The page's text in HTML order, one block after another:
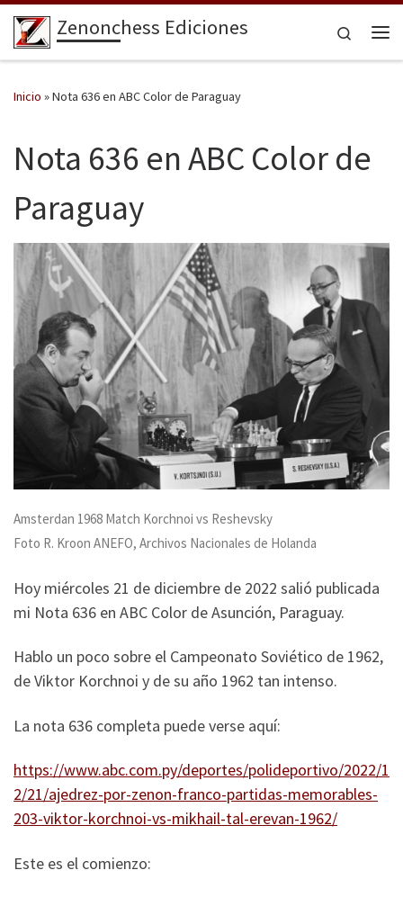
Saltar al contenido
Zenonchess Ediciones
Search
Inicio »Nota 636 en ABC Color de Paraguay
Nota 636 en ABC Color de
Paraguay
Amsterdan 1968 Match Korchnoi vs Reshevsky
Foto R. Kroon ANEFO, Archivos Nacionales de Holanda
Hoy miércoles 21 de diciembre de 2022 salió publicada
mi Nota 636 en ABC Color de Asunción, Paraguay.
Hablo un poco sobre el Campeonato Soviético de 1962,
de Viktor Korchnoi y de su año 1962 tan intenso.
La nota 636 completa puede verse aquí:
https://www.abc.com.py/deportes/polideportivo/2022/1
2/21/ajedrez-por-zenon-franco-partidas-memorables-
203-viktor-korchnoi-vs-mikhail-tal-erevan-1962/
Este es el comienzo: